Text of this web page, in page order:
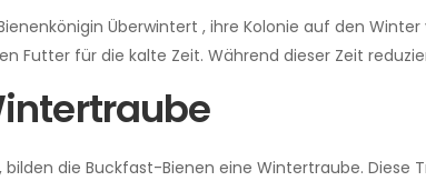
Überwintert , ihre Kolonie auf den
Futter für die kalte Zeit. Während dieser Zeit
die Buckfast-Bienen eine Wintertraube.